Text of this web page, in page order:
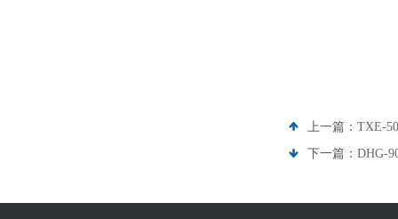
上一篇： TXE-
下一篇： DHG-